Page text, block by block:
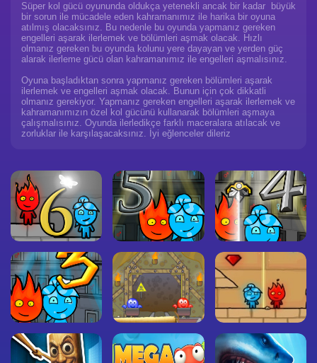
Süper kol gücü oyununda oldukça yetenekli ancak bir kadar büyük
bir sorun ile mücadele eden kahramanımız ile harika bir oyuna
atılmış olacaksınız. Bu nedenle bu oyunda yapmanız gereken
engelleri aşarak ilerlemek ve bölümleri aşmak olacak. Hızlı
olmanız gereken bu oyunda kolunu yere dayayan ve yerden güç
alarak ilerleme gücü olan kahramanımız ile engelleri aşmalısınız.
Oyuna başladıktan sonra yapmanız gereken bölümleri aşarak
ilerlemek ve engelleri aşmak olacak. Bunun için çok dikkatli
olmanız gerekiyor. Yapmanız gereken engelleri aşarak ilerlemek ve
kahramanımızın özel kol gücünü kullanarak bölümleri aşmaya
çalışmalısınız. Oyunda ilerledikçe farklı maceralara atılacak ve
zorluklar ile karşılaşacaksınız. İyi eğlenceler dileriz